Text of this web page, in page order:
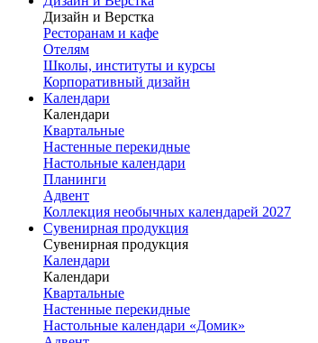
Дизайн и Верстка
Ресторанам и кафе
Отелям
Школы, институты и курсы
Корпоративный дизайн
Календари
Календари
Квартальные
Настенные перекидные
Настольные календари
Планинги
Адвент
Коллекция необычных календарей 2027
Сувенирная продукция
Сувенирная продукция
Календари
Календари
Квартальные
Настенные перекидные
Настольные календари «Домик»